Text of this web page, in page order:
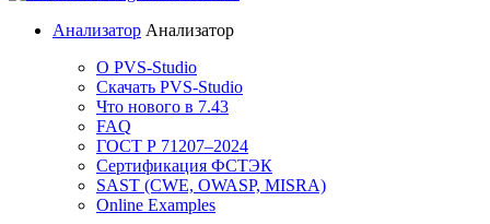
Анализатор Анализатор
О PVS-Studio
Скачать PVS-Studio
Что нового в 7.43
FAQ
ГОСТ Р 71207–2024
Сертификация ФСТЭК
SAST (CWE, OWASP, MISRA)
Online Examples